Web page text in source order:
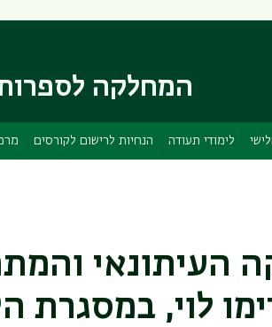
ראשי
המחלקה
לימודי תעודה הנחיות לרישום לקורסים
לוי, במסגרת